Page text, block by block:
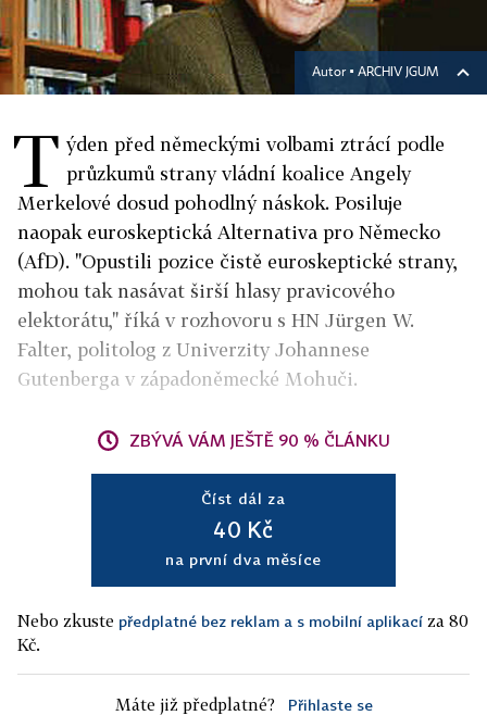
Autor ▪ ARCHIV JGUM
T ýden před německými volbami ztrácí podle
průzkumů strany vládní koalice Angely
Merkelové dosud pohodlný náskok. Posiluje
naopak euroskeptická Alternativa pro Německo
(AfD). "Opustili pozice čistě euroskeptické strany,
mohou tak nasávat širší hlasy pravicového
elektorátu," říká v rozhovoru s HN Jürgen W.
Falter, politolog z Univerzity Johannese
Gutenberga v západoněmecké Mohuči.
ZBÝVÁ VÁM JEŠTĚ 90 % ČLÁNKU
Číst dál za
40 Kč
na první dva měsíce
Nebo zkuste předplatné bez reklam a s mobilní aplikací za 80
Kč.
Máte již předplatné? Přihlaste se